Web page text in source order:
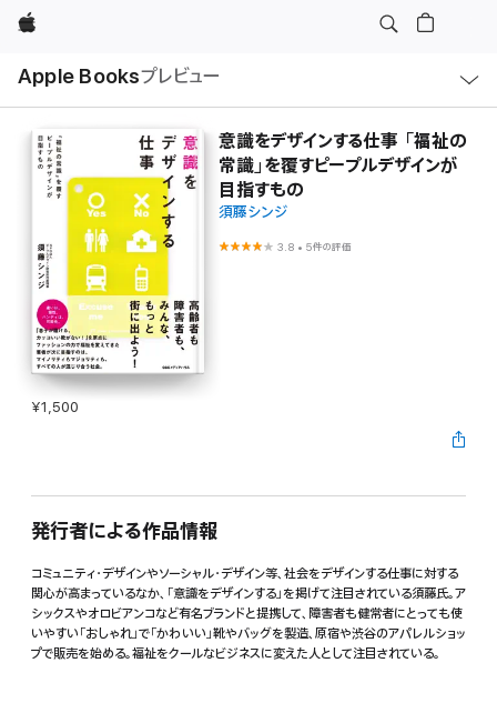
Apple
Apple Booksプレビュー
ル
意識をデザインする仕事 「福祉の
常識」を覆すピープルデザインが
目指すもの
須藤シンジ
3.8 • 5件の評価
¥1,500
発行者による作品情報
コミュニティ・デザインやソーシャル・デザイン等、社会をデザインする仕事に対する
関心が高まっているなか、「意識をデザインする」を掲げて注目されている須藤氏。ア
シックスやオロビアンコなど有名ブランドと提携して、障害者も健常者にとっても使
いやすい「おしゃれ」で「かわいい」靴やバッグを製造、原宿や渋谷のアパレルショッ
プで販売を始める。福祉をクールなビジネスに変えた人として注目されている。